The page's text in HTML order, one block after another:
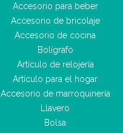
Accesorio para beber
Accesorio de bricolaje
Accesorio de cocina
Bolígrafo
Artículo de relojería
Artículo para el hogar
Accesorio de marroquinería
Llavero
Bolsa